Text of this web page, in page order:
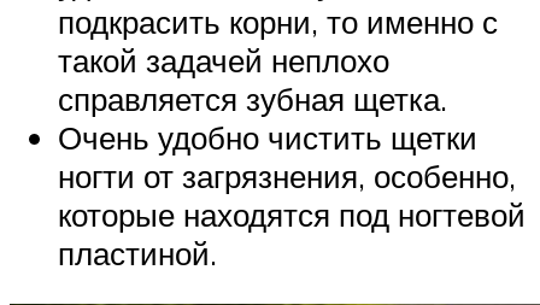
подкрасить корни, то именно с
такой задачей неплохо
справляется зубная щетка.
Очень удобно чистить щетки
ногти от загрязнения, особенно,
которые находятся под ногтевой
пластиной.